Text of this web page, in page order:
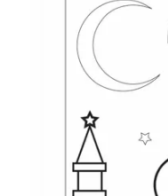
Funge anche da